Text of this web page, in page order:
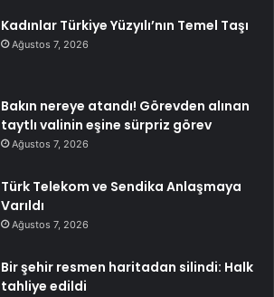
Kadınlar Türkiye Yüzyılı’nın Temel Taşı
Ağustos 7, 2026
Bakın nereye atandı! Görevden alınan
taytlı valinin eşine sürpriz görev
Ağustos 7, 2026
Türk Telekom ve Sendika Anlaşmaya
Varıldı
Ağustos 7, 2026
Bir şehir resmen haritadan silindi: Halk
tahliye edildi